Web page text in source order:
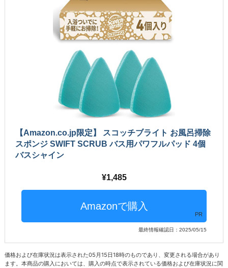
【Amazon.co.jp限定】 スコッチブライト お風呂掃除
スポンジ SWIFT SCRUB バス用パワフルパッド 4個
バスシャイン
1,485
PR
最終情報確認日：2025/05/15
価格および在庫状況は表示された05月15日18時のものであり、変更される場合があり
ます。本商品の購入においては、購入の時点で表示されている価格および在庫状況に関